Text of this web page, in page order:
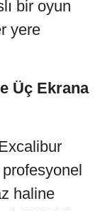
bir oyun
yere
Üç Ekrana
haline